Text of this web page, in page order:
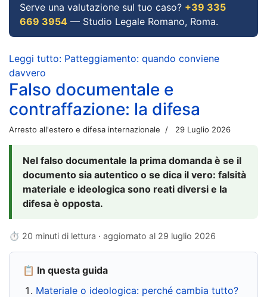
Serve una valutazione sul tuo caso? +39 335
669 3954 — Studio Legale Romano, Roma.
Leggi tutto: Patteggiamento: quando conviene
davvero
Falso documentale e
contraffazione: la difesa
Arresto all'estero e difesa internazionale 29 Luglio 2026
Nel falso documentale la prima domanda è se il
documento sia autentico o se dica il vero: falsità
materiale e ideologica sono reati diversi e la
difesa è opposta.
⏱ 20 minuti di lettura · aggiornato al 29 luglio 2026
📋 In questa guida
Materiale o ideologica: perché cambia tutto?